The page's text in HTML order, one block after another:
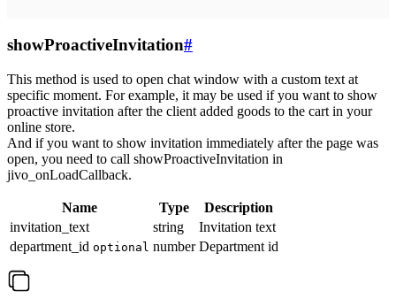
showProactiveInvitation#
This method is used to open chat window with a custom text at
specific moment. For example, it may be used if you want to show
proactive invitation after the client added goods to the cart in your
online store.
And if you want to show invitation immediately after the page was
open, you need to call showProactiveInvitation in
jivo_onLoadCallback.
Name Type
Description
invitation_text
string
Invitation text
department_id optional number Department id